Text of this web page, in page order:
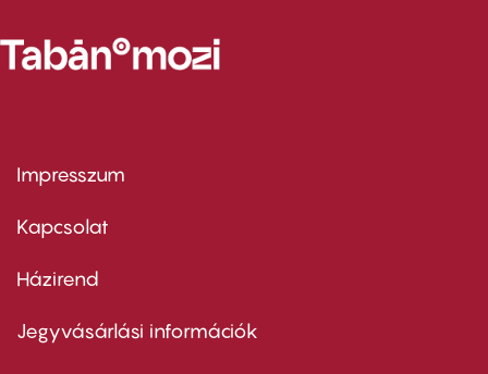
Footer
first
Impresszum
Kapcsolat
Footer
second
Házirend
Jegyvásárlási információk